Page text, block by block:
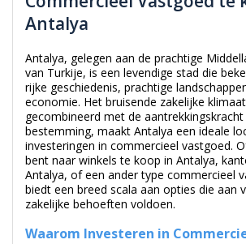
Antalya, gelegen aan de prachtige
van Turkije, is een levendige stad die
rijke geschiedenis, prachtige
economie. Het bruisende zakelijke
gecombineerd met de aantrekkingskracht
bestemming, maakt Antalya een ideale
investeringen in commercieel vastgoed.
bent naar winkels te koop in Antalya,
Antalya, of een ander type commercieel
biedt een breed scala aan opties die aan
zakelijke behoeften voldoen.
Waarom Investeren in
in Antalya?